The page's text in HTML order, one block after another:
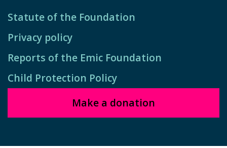
Statute of the Foundation
Privacy policy
Reports of the Emic Foundation
Child Protection Policy
Make a donation